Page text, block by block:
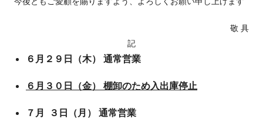
敬 具
記
６月２９日（木） 通常営業
６月３０日（金） 棚卸のため入出庫停止
７月 ３日（月） 通常営業